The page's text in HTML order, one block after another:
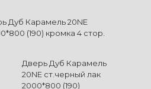
Дуб Карамель 20NE
(190) кромка 4 стор.
Дверь Дуб Карамель
20NE ст.черный лак
2000*800 (190)